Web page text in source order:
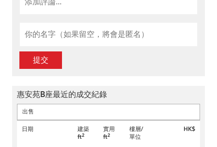
提交
惠安苑B座最近的成交紀錄
出售
日期
建築
ft2
實用
ft2
樓層/
單位
HK$